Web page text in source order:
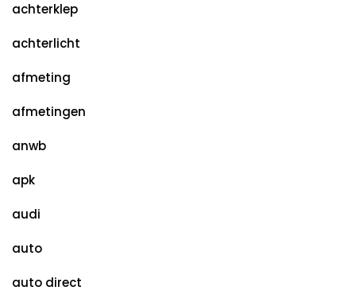
achterklep
achterlicht
afmeting
afmetingen
anwb
apk
audi
auto
auto direct